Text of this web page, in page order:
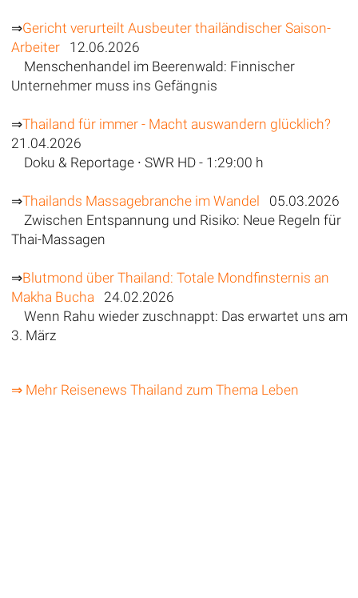
⇒Gericht verurteilt Ausbeuter thailändischer Saison-
Arbeiter12.06.2026
Menschenhandel im Beerenwald: Finnischer
Unternehmer muss ins Gefängnis
⇒Thailand für immer - Macht auswandern glücklich?
21.04.2026
Doku & Reportage ∙ SWR HD - 1:29:00 h
⇒Thailands Massagebranche im Wandel 05.03.2026
Zwischen Entspannung und Risiko: Neue Regeln für
Thai-Massagen
⇒Blutmond über Thailand: Totale Mondfinsternis an
Makha Bucha 24.02.2026
Wenn Rahu wieder zuschnappt: Das erwartet uns am
3. März
⇒ Mehr Reisenews Thailand zum Thema Leben